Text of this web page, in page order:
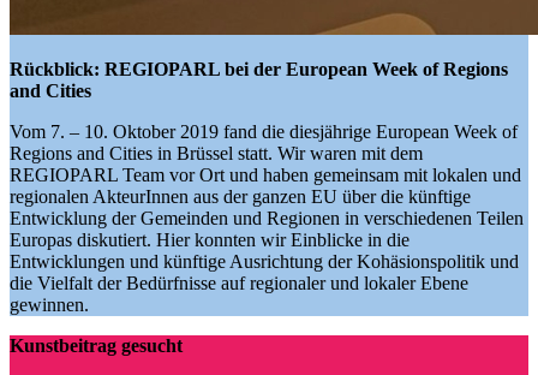
Rückblick: REGIOPARL bei der European Week of Regions
and Cities
Vom 7. – 10. Oktober 2019 fand die diesjährige European Week of
Regions and Cities in Brüssel statt. Wir waren mit dem
REGIOPARL Team vor Ort und haben gemeinsam mit lokalen und
regionalen AkteurInnen aus der ganzen EU über die künftige
Entwicklung der Gemeinden und Regionen in verschiedenen Teilen
Europas diskutiert. Hier konnten wir Einblicke in die
Entwicklungen und künftige Ausrichtung der Kohäsionspolitik und
die Vielfalt der Bedürfnisse auf regionaler und lokaler Ebene
gewinnen.
Kunstbeitrag gesucht